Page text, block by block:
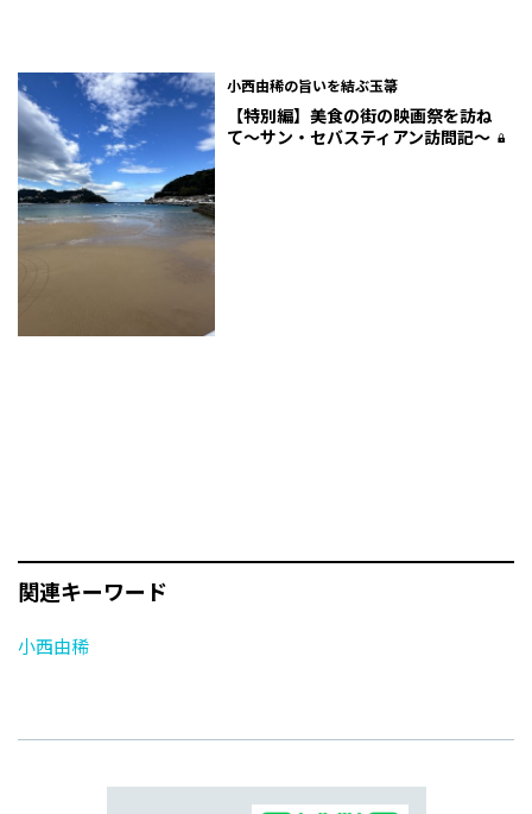
小西由稀の旨いを結ぶ玉箒
【特別編】美食の街の映画祭を訪ね
て〜サン・セバスティアン訪問記～
関連キーワード
小西由稀